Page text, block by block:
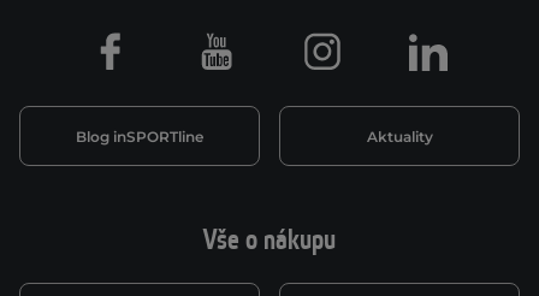
Vše o nákupu
Blog inSPORTline Aktuality
Facebook Youtube Instagram LinkedIn